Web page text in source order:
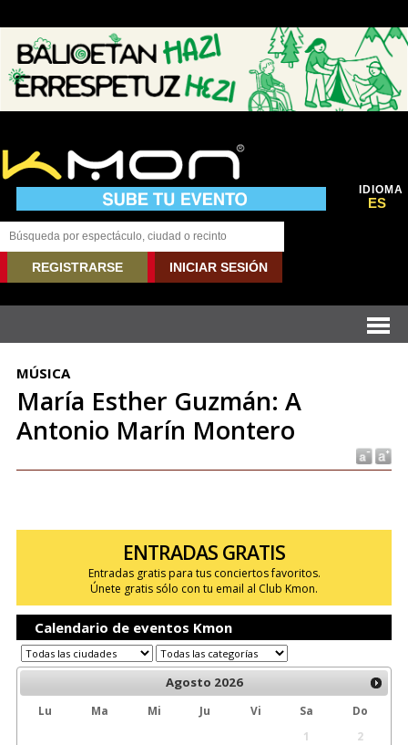
IDIOMA
ES
REGISTRARSE INICIAR SESIÓN
MÚSICA
María Esther Guzmán: A
Antonio Marín Montero
ENTRADAS GRATIS
Entradas gratis para tus conciertos favoritos.
Únete gratis sólo con tu email al Club Kmon.
Calendario de eventos Kmon
Agosto 2026
Lu Ma Mi Ju Vi Sa
Do
1
2